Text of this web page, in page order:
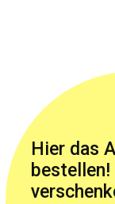
Hier das
bestellen!